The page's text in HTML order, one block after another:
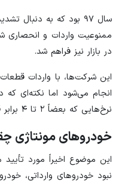
سال ۹۷ بود که به
ممنوعیت واردات و انحصاری
در بازار نیز فراهم شد.
این شرکت‌ها، با واردات
انجام می‌شود اما نکته‌ای که
نرخ‌هایی که بعضاً ۲ تا ۴ برابر قیمت واقعی این خودروها در کشور مبدا است.
خودروهای مونتاژی
این موضوع اخیراً مورد